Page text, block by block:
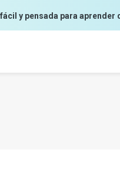
y pensada para